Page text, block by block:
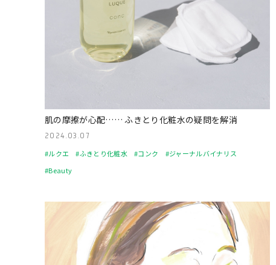
肌の摩擦が心配…… ふきとり化粧水の疑問を解消
2024.03.07
#ルクエ #ふきとり化粧水 #コンク
#ジャーナルバイナリス
#Beauty